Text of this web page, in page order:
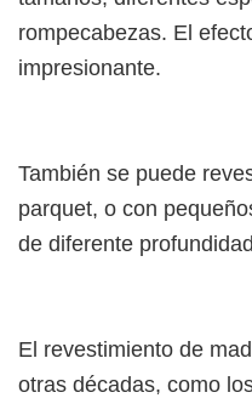
rompecabezas. El
impresionante.
También se puede
parquet, o con
de diferente
El revestimiento de
otras décadas, como